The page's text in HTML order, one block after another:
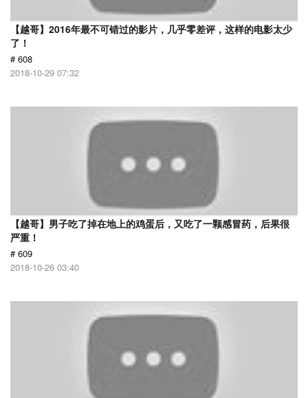
【越哥】2016年最不可错过的影片，几乎零差评，这样的电影太少
了！
# 608
2018-10-29 07:32
【越哥】男子吃了掉在地上的鸡蛋后，又吃了一颗感冒药，后果很
严重！
# 609
2018-10-26 03:40